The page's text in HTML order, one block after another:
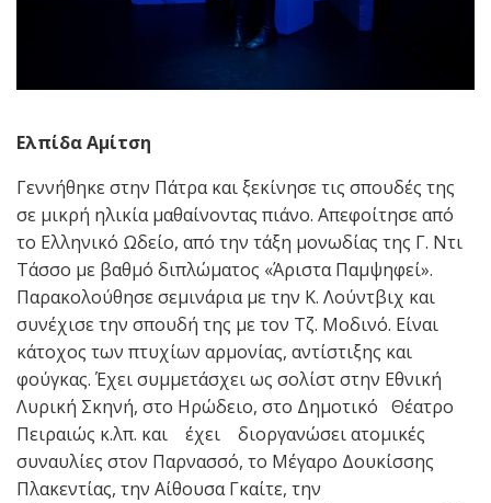
Ελπίδα Αμίτση
Γεννήθηκε στην Πάτρα και ξεκίνησε τις σπουδές της
σε μικρή ηλικία μαθαίνοντας πιάνο. Απεφοίτησε από
το Ελληνικό Ωδείο, από την τάξη μονωδίας της Γ. Ντι
Τάσσο με βαθμό διπλώματος «Άριστα Παμψηφεί».
Παρακολούθησε σεμινάρια με την Κ. Λούντβιχ και
συνέχισε την σπουδή της με τον Τζ. Μοδινό. Είναι
κάτοχος των πτυχίων αρμονίας, αντίστιξης και
φούγκας. Έχει συμμετάσχει ως σολίστ στην Εθνική
Λυρική Σκηνή, στο Ηρώδειο, στο Δημοτικό Θέατρο
Πειραιώς κ.λπ. και έχει διοργανώσει ατομικές
συναυλίες στον Παρνασσό, το Μέγαρο Δουκίσσης
Πλακεντίας, την Αίθουσα Γκαίτε, την